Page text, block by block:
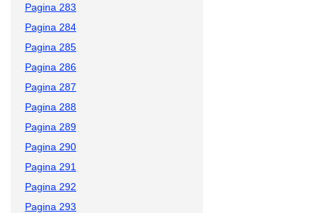
Pagina 283
Pagina 284
Pagina 285
Pagina 286
Pagina 287
Pagina 288
Pagina 289
Pagina 290
Pagina 291
Pagina 292
Pagina 293